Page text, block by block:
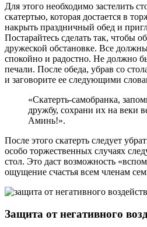
Для этого необходимо застелить
скатертью, которая достается в
накрыть праздничный обед и
Постарайтесь сделать так, чтобы
дружеской обстановке. Все
спокойно и радостно. Не должно
печали. После обеда, убрав со
и заговорите ее следующими
«Скатерть-самобранка,
дружбу, сохрани их на веки
Аминь!».
После этого скатерть следует
особо торжественных случаях
стол. Это даст возможность
ощущение счастья всем членам
Защита от негативного